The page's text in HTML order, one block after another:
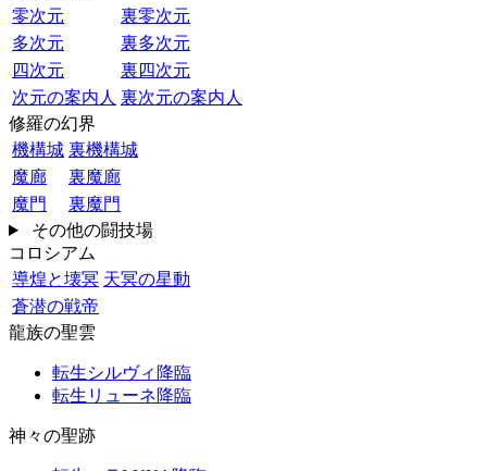
零次元
裏零次元
多次元
裏多次元
四次元
裏四次元
次元の案内人 裏次元の案内人
修羅の幻界
機構城 裏機構城
魔廊
裏魔廊
魔門
裏魔門
その他の闘技場
コロシアム
導煌と壊冥 天冥の星動
蒼潜の戦帝
龍族の聖雲
転生シルヴィ降臨
転生リューネ降臨
神々の聖跡